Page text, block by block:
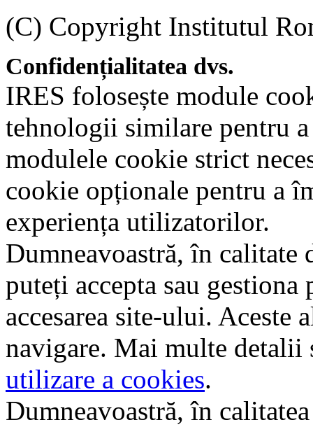
(C) Copyright Institutul
Confidențialitatea dvs.
IRES folosește module
tehnologii similare pentru a
modulele cookie strict
cookie opționale pentru a
experiența utilizatorilor.
Dumneavoastră, în calitate
puteți accepta sau
accesarea site-ului. Aceste
navigare. Mai multe
utilizare a cookies.
Dumneavoastră, în